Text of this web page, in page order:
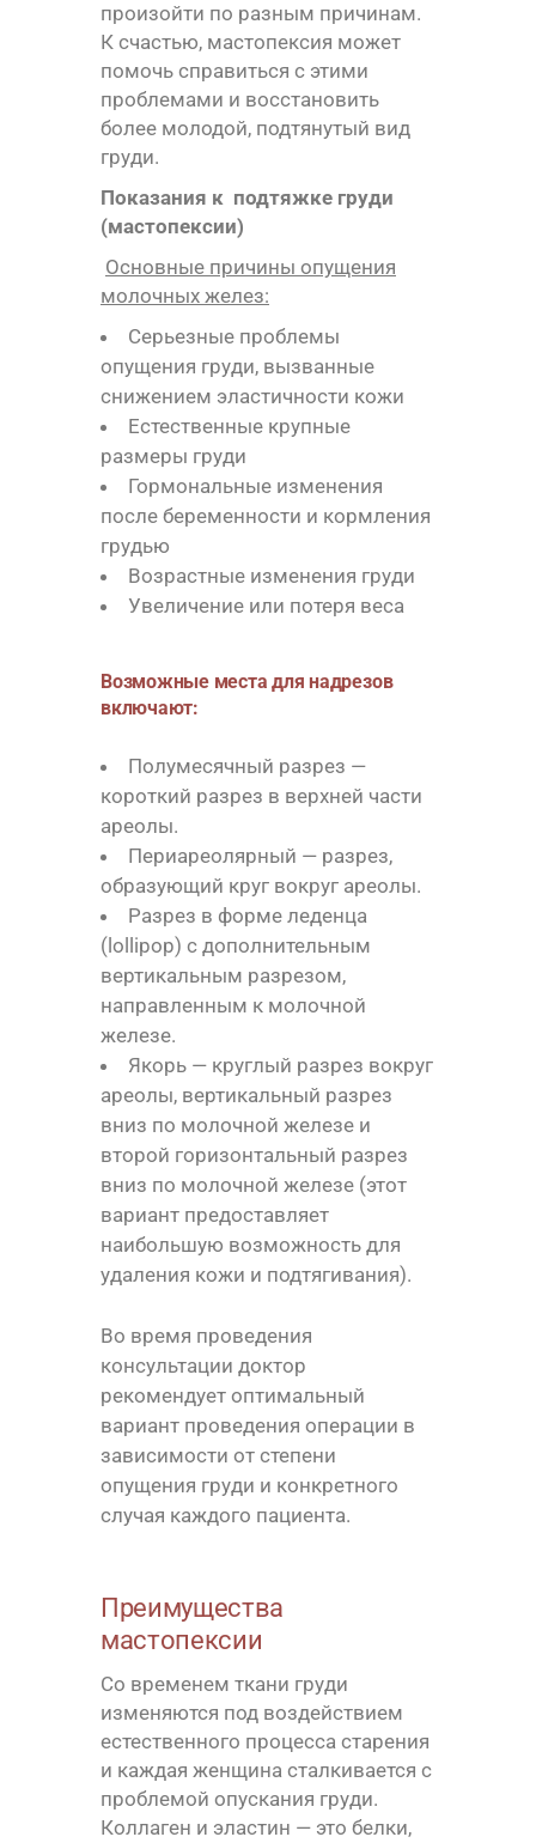
произойти по разным причинам.
К счастью, мастопексия может
помочь справиться с этими
проблемами и восстановить
более молодой, подтянутый вид
груди.
Показания к подтяжке груди
(мастопексии)
Основные причины опущения
молочных желез:
Серьезные проблемы
опущения груди, вызванные
снижением эластичности кожи
Естественные крупные
размеры груди
Гормональные изменения
после беременности и кормления
грудью
Возрастные изменения груди
Увеличение или потеря веса
Возможные места для надрезов
включают:
Полумесячный разрез —
короткий разрез в верхней части
ареолы.
Периареолярный — разрез,
образующий круг вокруг ареолы.
Разрез в форме леденца
(lollipop) с дополнительным
вертикальным разрезом,
направленным к молочной
железе.
Якорь — круглый разрез вокруг
ареолы, вертикальный разрез
вниз по молочной железе и
второй горизонтальный разрез
вниз по молочной железе (этот
вариант предоставляет
наибольшую возможность для
удаления кожи и подтягивания).
Во время проведения
консультации доктор
рекомендует оптимальный
вариант проведения операции в
зависимости от степени
опущения груди и конкретного
случая каждого пациента.
Преимущества
мастопексии
Со временем ткани груди
изменяются под воздействием
естественного процесса старения
и каждая женщина сталкивается с
проблемой опускания груди.
Коллаген и эластин — это белки,